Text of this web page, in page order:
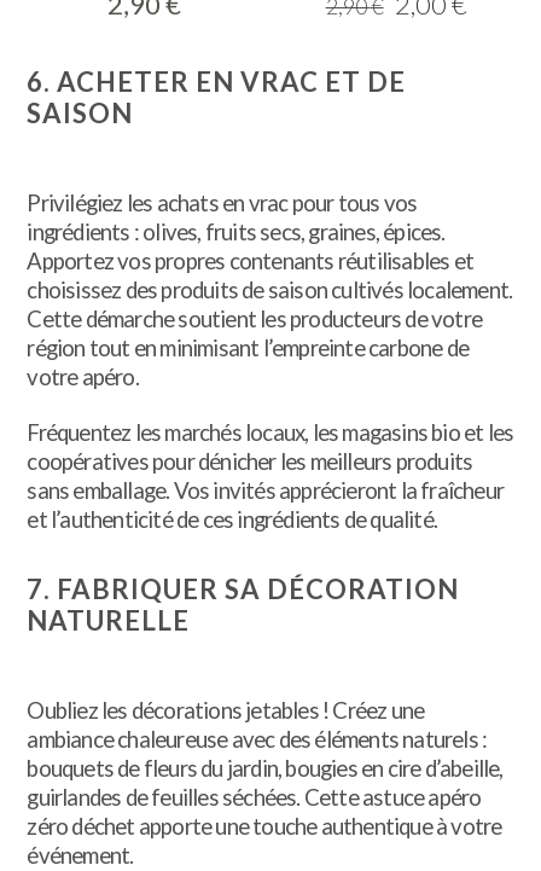
2,90€
était :
6. ACHETER EN VRAC ET DE
SAISON
Privilégiez les achats en vrac pour tous vos
ingrédients : olives, fruits secs, graines, épices.
Apportez vos propres contenants réutilisables et
choisissez des produits de saison cultivés localement.
Cette démarche soutient les producteurs de votre
région tout en minimisant l’empreinte carbone de
votre apéro.
Fréquentez les marchés locaux, les magasins bio et les
coopératives pour dénicher les meilleurs produits
sans emballage. Vos invités apprécieront la fraîcheur
et l’authenticité de ces ingrédients de qualité.
7. FABRIQUER SA DÉCORATION
NATURELLE
Oubliez les décorations jetables ! Créez une
ambiance chaleureuse avec des éléments naturels :
bouquets de fleurs du jardin, bougies en cire d’abeille,
guirlandes de feuilles séchées. Cette astuce apéro
zéro déchet apporte une touche authentique à votre
événement.